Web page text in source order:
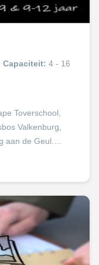
Capaciteit: 4 - 16
Toverschool,
Valkenburg,
aan de Geul.…